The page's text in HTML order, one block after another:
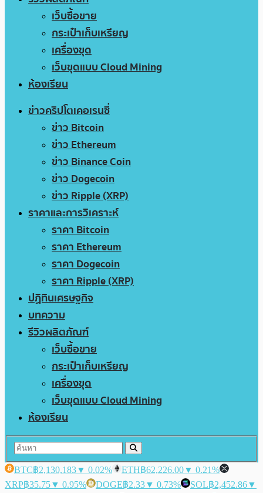
เว็บซื้อขาย
กระเป๋าเก็บเหรียญ
เครื่องขุด
เว็บขุดแบบ Cloud Mining
ห้องเรียน
ข่าวคริปโตเคอเรนซี่
ข่าว Bitcoin
ข่าว Ethereum
ข่าว Binance Coin
ข่าว Dogecoin
ข่าว Ripple (XRP)
ราคาและการวิเคราะห์
ราคา Bitcoin
ราคา Ethereum
ราคา Dogecoin
ราคา Ripple (XRP)
ปฏิทินเศรษฐกิจ
บทความ
รีวิวผลิตภัณฑ์
เว็บซื้อขาย
กระเป๋าเก็บเหรียญ
เครื่องขุด
เว็บขุดแบบ Cloud Mining
ห้องเรียน
BTC฿2,130,183▼ 0.02% ETH฿62,226.00▼ 0.21%
XRP฿35.75▼ 0.95% DOGE฿2.33▼ 0.73% SOL฿2,452.86▼